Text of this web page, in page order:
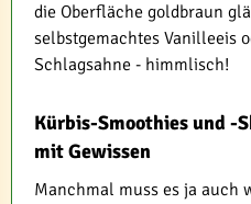
die Oberfläche goldbraun
selbstgemachtes Vanilleeis
Schlagsahne - himmlisch!
Kürbis-Smoothies und -
mit Gewissen
Manchmal muss es ja auch